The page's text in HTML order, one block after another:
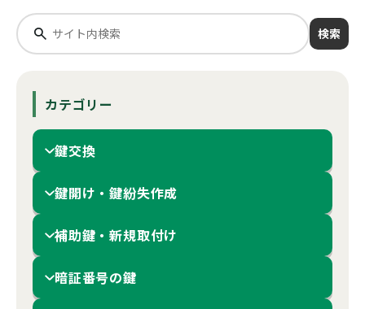
検索
カテゴリー
鍵交換
鍵開け・鍵紛失作成
補助鍵・新規取付け
暗証番号の鍵